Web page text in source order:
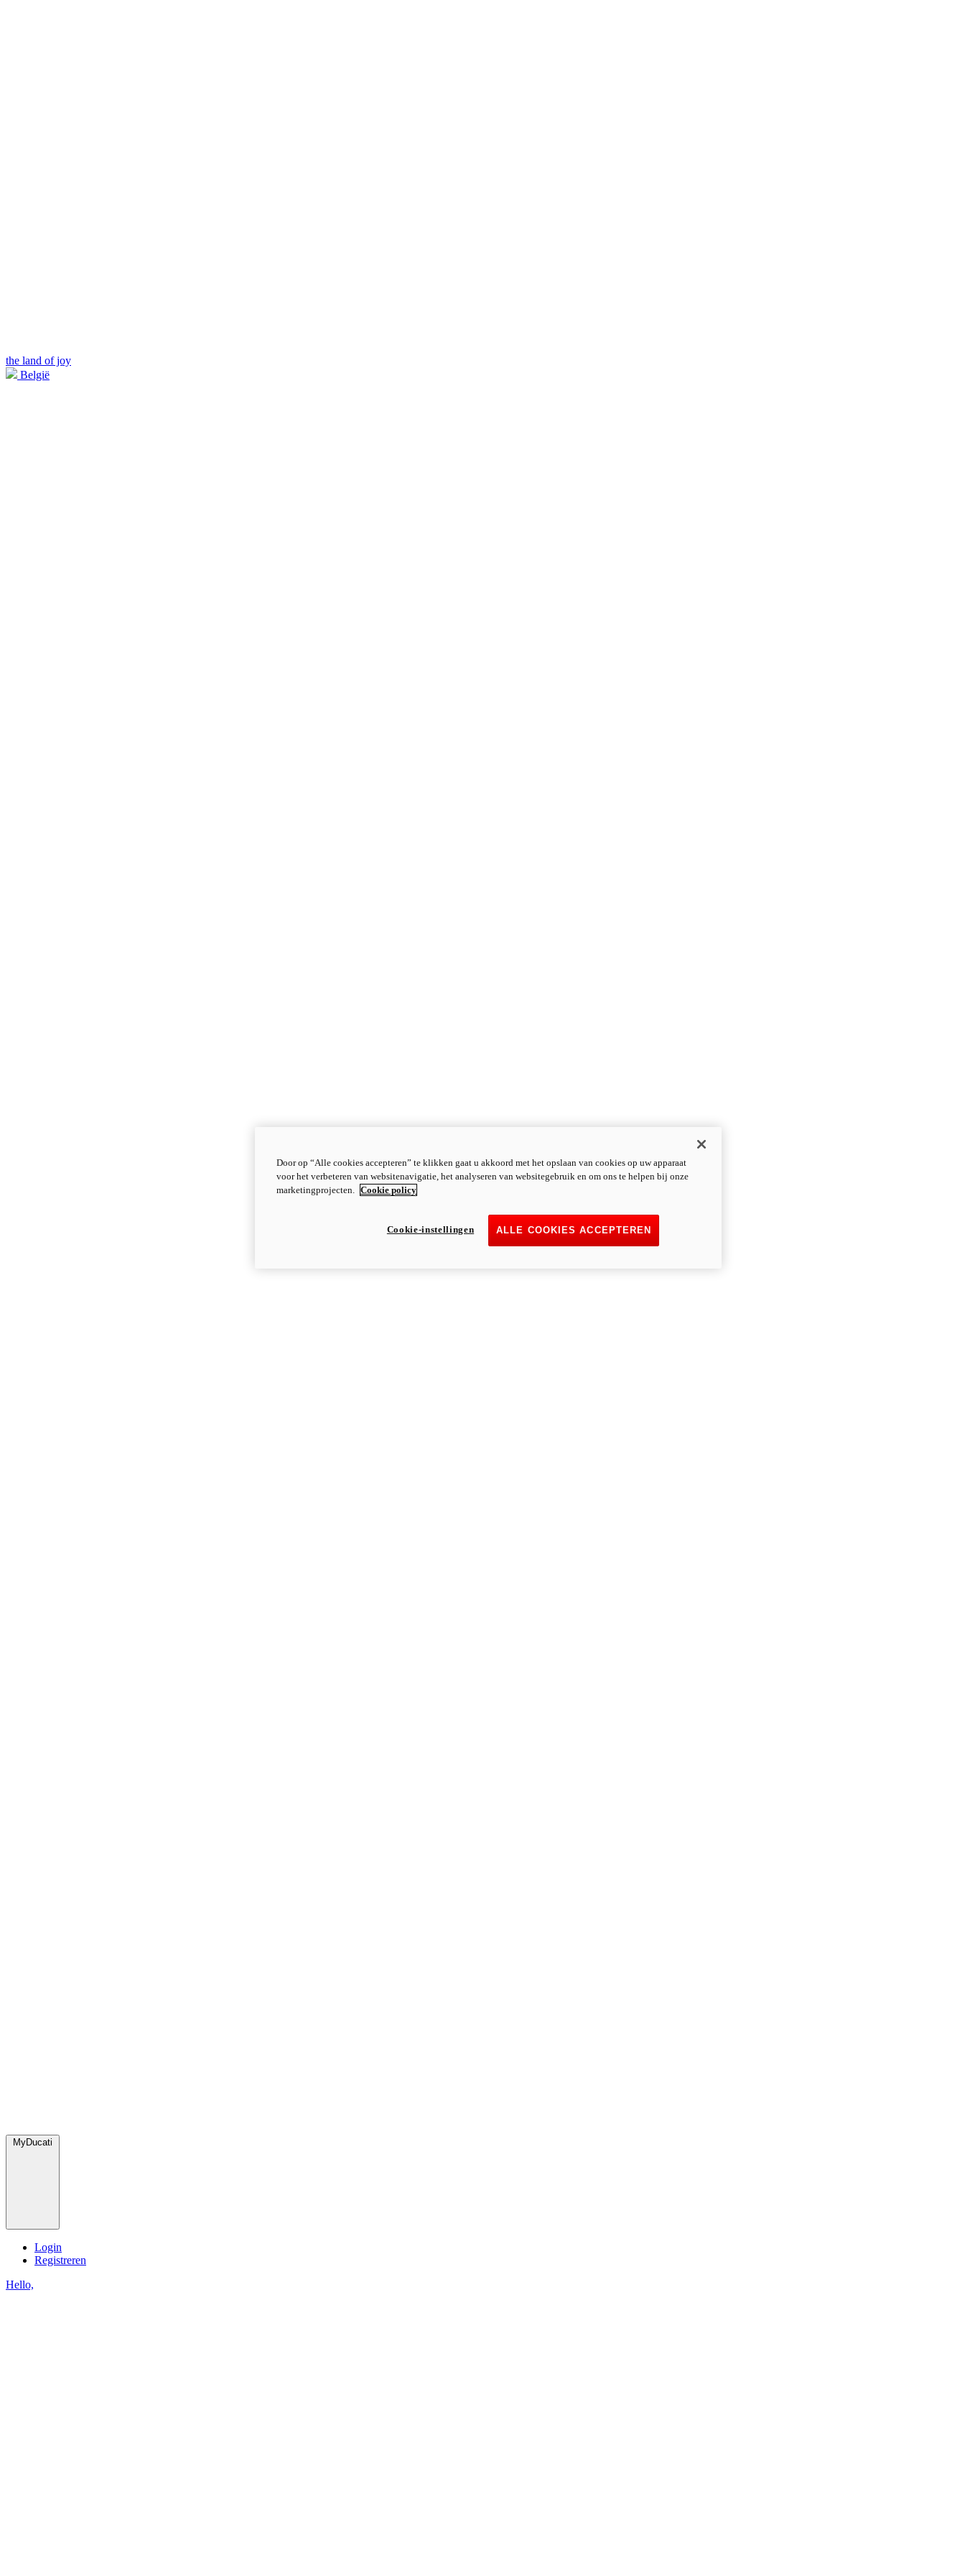
the land of joy
België
MyDucati
Login
Registreren
Hello,
Door op “Alle cookies accepteren” te klikken gaat u akkoord met het opslaan van cookies op uw apparaat
voor het verbeteren van websitenavigatie, het analyseren van websitegebruik en om ons te helpen bij onze
marketingprojecten. Cookie policy
ALLE COOKIES ACCEPTEREN
Cookie-instellingen